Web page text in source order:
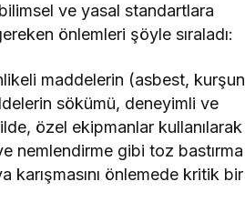
ve yasal standartlara
önlemleri şöyle sıraladı:
maddelerin (asbest, kurşun
sökümü, deneyimli ve
özel ekipmanlar kullanılarak
nemlendirme gibi toz bastırma
önlemede kritik bir